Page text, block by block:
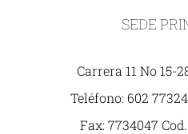
SEDE
Carrera 11 No 15-
Teléfono: 602
Fax: 7734047